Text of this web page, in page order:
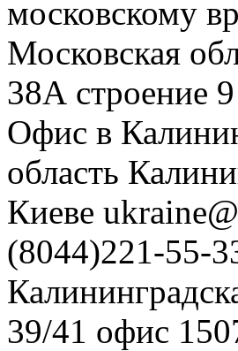
московскому
Московская
38А строение 9
Офис в
область
Киеве
(8044)221-55-
39/41 офис